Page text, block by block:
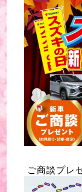
ご商談プレ